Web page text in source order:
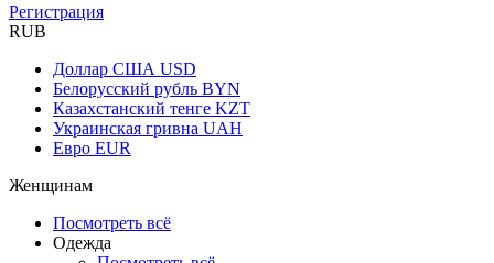
Регистрация
RUB
Доллар США USD
Белорусский рубль BYN
Казахстанский тенге KZT
Украинская гривна UAH
Евро EUR
Женщинам
Посмотреть всё
Одежда